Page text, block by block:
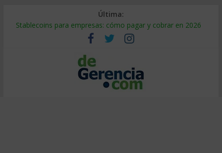
Última:
Stablecoins para empresas: cómo pagar y cobrar en 2026
Despido silencioso: qué es y por qué sale tan caro
IA en selección de personal: cómo auditarla a tiempo
Trabajo forzoso en la cadena de suministro: qué hacer
Mercado hispano de EE. UU.: cómo segmentarlo y venderle